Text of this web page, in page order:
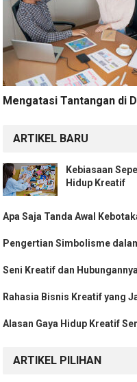
Mengatasi Tantangan di
ARTIKEL BARU
Kebiasaan
Hidup Kreatif
Apa Saja Tanda Awal
Pengertian Simbolisme
Seni Kreatif dan
Rahasia Bisnis Kreatif yang
Alasan Gaya Hidup Kreatif
ARTIKEL PILIHAN